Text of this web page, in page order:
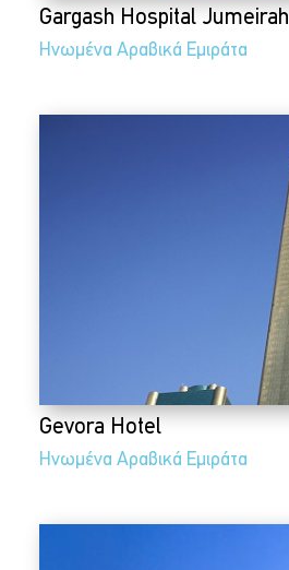
Gargash Hospital Jumeirah
Ηνωμένα Αραβικά Εμιράτα
Gevora Hotel
Ηνωμένα Αραβικά Εμιράτα